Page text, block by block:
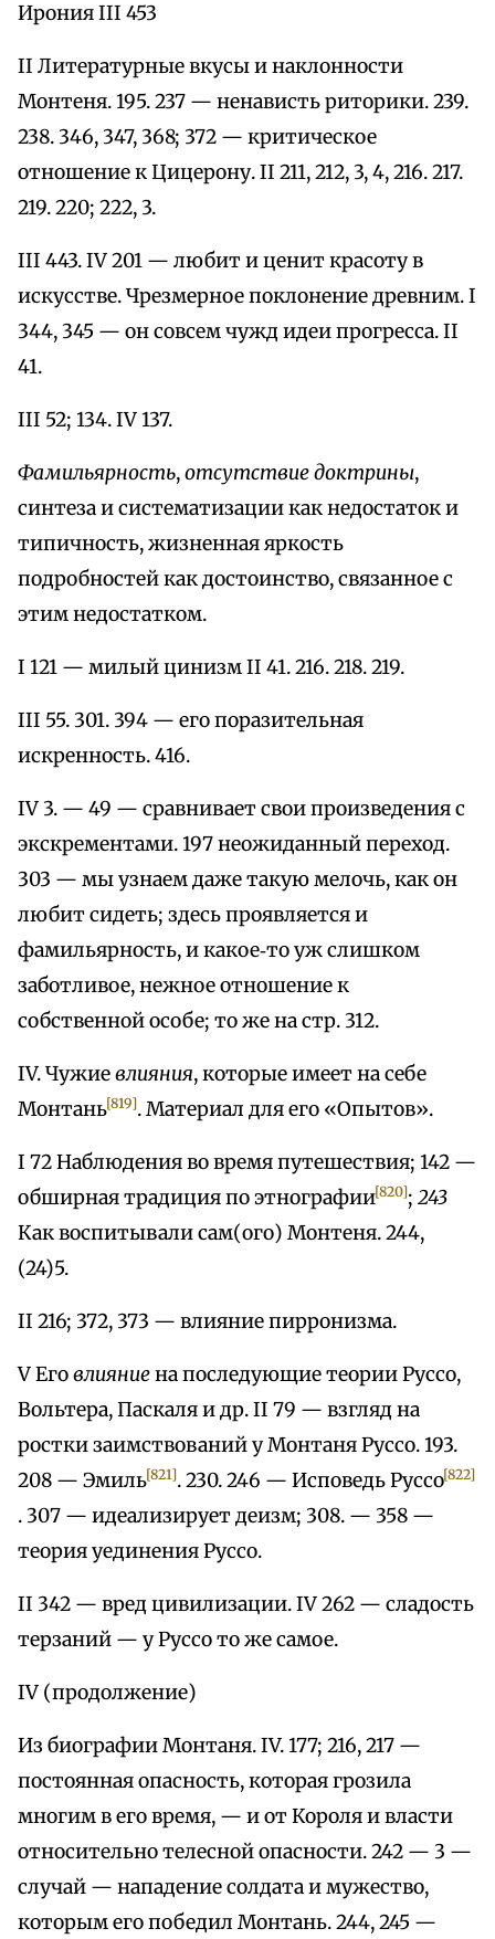
Ирония III 453
II Литературные вкусы и наклонности
Монтеня. 195. 237 — ненависть риторики. 239.
238. 346, 347, 368; 372 — критическое
отношение к Цицерону. II 211, 212, 3, 4, 216. 217.
219. 220; 222, 3.
III 443. IV 201 — любит и ценит красоту в
искусстве. Чрезмерное поклонение древним. I
344, 345 — он совсем чужд идеи прогресса. II
41.
III 52; 134. IV 137.
Фамильярность,отсутствие доктрины,
синтеза и систематизации как недостаток и
типичность, жизненная яркость
подробностей как достоинство, связанное с
этим недостатком.
I 121 — милый цинизм II 41. 216. 218. 219.
III 55. 301. 394 — его поразительная
искренность. 416.
IV 3. — 49 — сравнивает свои произведения с
экскрементами. 197 неожиданный переход.
303 — мы узнаем даже такую мелочь, как он
любит сидеть; здесь проявляется и
фамильярность, и какое‑то уж слишком
заботливое, нежное отношение к
собственной особе; то же на стр. 312.
IV. Чужиевлияния, которые имеет на себе
Монтань[819]. Материал для его «Опытов».
I 72 Наблюдения во время путешествия; 142 —
обширная традиция по этнографии[820];243
Как воспитывали сам(ого) Монтеня. 244,
(24)5.
II 216; 372, 373 — влияние пирронизма.
V Еговлияниена последующие теории Руссо,
Вольтера, Паскаля и др. II 79 — взгляд на
ростки заимствований у Монтаня Руссо. 193.
208 — Эмиль[821]. 230. 246 — Исповедь Руссо[822]
. 307 — идеализирует деизм; 308. — 358 —
теория уединения Руссо.
II 342 — вред цивилизации. IV 262 — сладость
терзаний — у Руссо то же самое.
IV (продолжение)
Из биографии Монтаня. IV. 177; 216, 217 —
постоянная опасность, которая грозила
многим в его время, — и от Короля и власти
относительно телесной опасности. 242 — 3 —
случай — нападение солдата и мужество,
которым его победил Монтань. 244, 245 —